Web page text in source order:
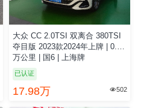
大众 CC 2.0TSI 双离合 380TSI
夺目版 2023款2024年上牌 | 0.26
万公里 | 国6 | 上海牌
已认证
17.98万 502